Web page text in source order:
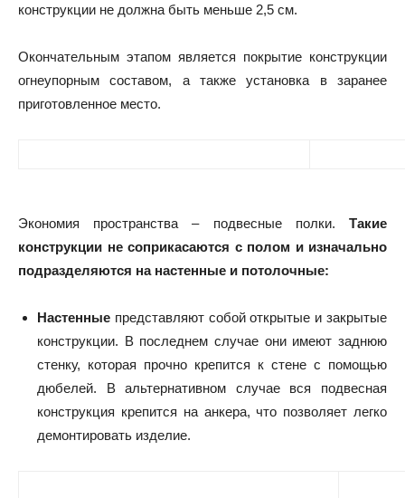
конструкции не должна быть меньше 2,5 см.
Окончательным этапом является покрытие конструкции
огнеупорным составом, а также установка в заранее
приготовленное место.
Экономия пространства – подвесные полки. Такие
конструкции не соприкасаются с полом и изначально
подразделяются на настенные и потолочные:
Настенные представляют собой открытые и закрытые
конструкции. В последнем случае они имеют заднюю
стенку, которая прочно крепится к стене с помощью
дюбелей. В альтернативном случае вся подвесная
конструкция крепится на анкера, что позволяет легко
демонтировать изделие.